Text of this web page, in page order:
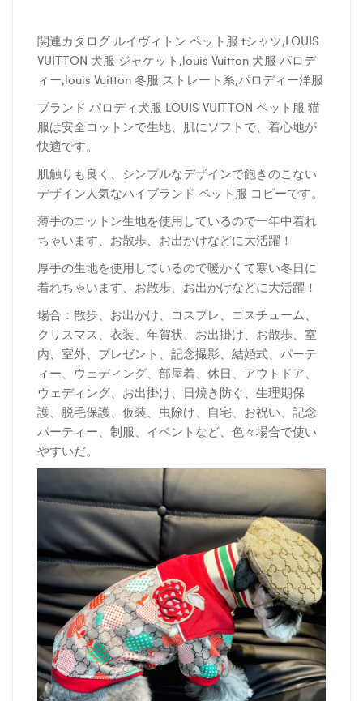
関連カタログ ルイヴィトン ペット服 tシャツ,LOUIS
VUITTON 犬服 ジャケット,louis Vuitton 犬服 パロデ
ィー,louis Vuitton 冬服 ストレート系,パロディー洋服
ブランド パロディ犬服 LOUIS VUITTON ペット服 猫
服は安全コットンで生地、肌にソフトで、着心地が
快適です。
肌触りも良く、シンプルなデザインで飽きのこない
デザイン人気なハイブランド ペット服 コピーです。
薄手のコットン生地を使用しているので一年中着れ
ちゃいます、お散歩、お出かけなどに大活躍！
厚手の生地を使用しているので暖かくて寒い冬日に
着れちゃいます、お散歩、お出かけなどに大活躍！
場合：散歩、お出かけ、コスプレ、コスチューム、
クリスマス、衣装、年賀状、お出掛け、お散歩、室
内、室外、プレゼント、記念撮影、結婚式、パーテ
ィー、ウェディング、部屋着、休日、アウトドア、
ウェディング、お出掛け、日焼き防ぐ、生理期保
護、脱毛保護、仮装、虫除け、自宅、お祝い、記念
パーティー、制服、イベントなど、色々場合で使い
やすいだ。